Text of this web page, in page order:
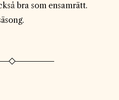
bra som ensamrätt.